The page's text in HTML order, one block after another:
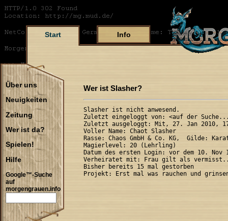
Start Info
Über uns
Neuigkeiten
Zeitung
Wer ist da?
Spielen!
Hilfe
Google™-Suche
auf
morgengrauen.info
Wer ist Slasher?
Slasher ist nicht anwesend.
Zuletzt eingeloggt von: <auf der
Zuletzt ausgeloggt: Mit, 27. Jan 2010,
Voller Name: Chaot Slasher
Rasse: Chaos GmbH & Co. KG,  Gilde:
Magierlevel: 20 (Lehrling)
Datum des ersten Login: vor dem 10. Nov
Verheiratet mit: Frau gilt als
Bisher bereits 15 mal gestorben